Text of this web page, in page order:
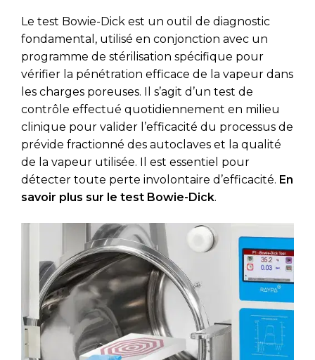
Le test Bowie-Dick est un outil de diagnostic
fondamental, utilisé en conjonction avec un
programme de stérilisation spécifique pour
vérifier la pénétration efficace de la vapeur dans
les charges poreuses. Il s’agit d’un test de
contrôle effectué quotidiennement en milieu
clinique pour valider l’efficacité du processus de
prévide fractionné des autoclaves et la qualité
de la vapeur utilisée. Il est essentiel pour
détecter toute perte involontaire d’efficacité. En
savoir plus sur le test Bowie-Dick.